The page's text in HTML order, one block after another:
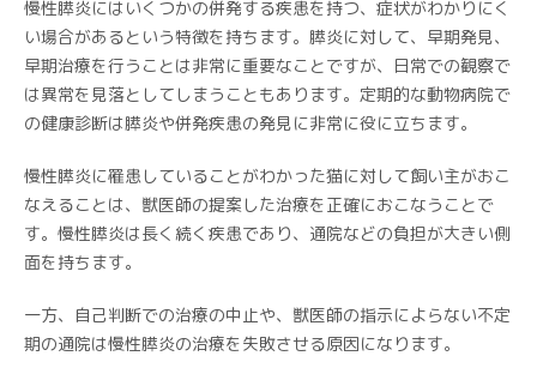
慢性膵炎にはいくつかの併発する疾患を持つ、症状がわかりにく
い場合があるという特徴を持ちます。膵炎に対して、早期発見、
早期治療を行うことは非常に重要なことですが、日常での観察で
は異常を見落としてしまうこともあります。定期的な動物病院で
の健康診断は膵炎や併発疾患の発見に非常に役に立ちます。
慢性膵炎に罹患していることがわかった猫に対して飼い主がおこ
なえることは、獣医師の提案した治療を正確におこなうことで
す。慢性膵炎は長く続く疾患であり、通院などの負担が大きい側
面を持ちます。
一方、自己判断での治療の中止や、獣医師の指示によらない不定
期の通院は慢性膵炎の治療を失敗させる原因になります。